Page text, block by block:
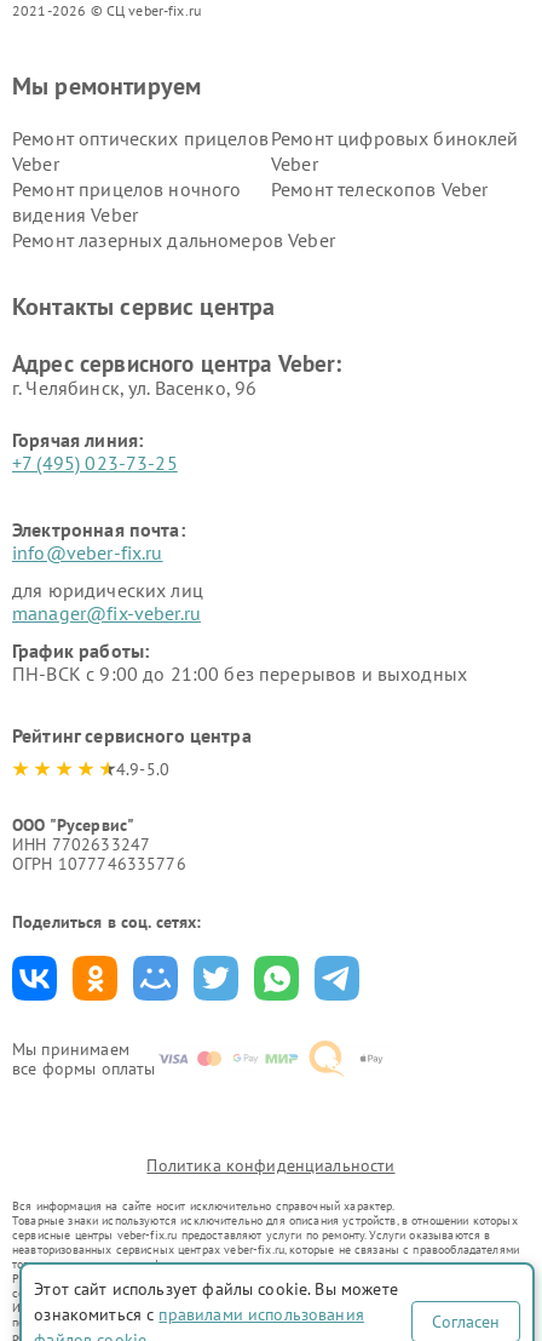
2021-2026 © СЦ veber-fix.ru
Мы принимаем
все формы оплаты
Мы ремонтируем
Ремонт оптических прицелов
Veber
Ремонт цифровых биноклей
Veber
Ремонт прицелов ночного
видения Veber
Ремонт телескопов Veber
Ремонт лазерных дальномеров Veber
Контакты сервис центра
Адрес сервисного центра Veber:
г. Челябинск, ул. Васенко, 96
Горячая линия:
+7 (495) 023-73-25
Электронная почта:
info@veber-fix.ru
для юридических лиц
manager@fix-veber.ru
График работы:
ПН-ВСК с 9:00 до 21:00 без перерывов и выходных
Рейтинг сервисного центра
4.9-5.0
ООО "Русервис"
ИНН 7702633247
ОГРН 1077746335776
Поделиться в соц. сетях:
Политика конфиденциальности
Вся информация на сайте носит исключительно справочный характер.
Товарные знаки используются исключительно для описания устройств, в отношении которых
сервисные центры veber-fix.ru предоставляют услуги по ремонту. Услуги оказываются в
неавторизованных сервисных центрах veber-fix.ru, которые не связаны с правообладателями
товарных знаков или их официальными представителями.
Ремонт осуществляется для устройств, уже введенных в гражданский оборот в соответствии
со статьей 1487 ГК РФ.
Использование товарных знаков не преследует цели индивидуализации услуг или введения
потребителей в заблуждение, а служит для информирования о предоставляемых услугах по
ремонту техники указанных брендов.
Этот сайт использует файлы cookie. Вы можете
ознакомиться с правилами использования
Согласен